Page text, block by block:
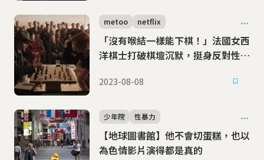
「沒有喉結一樣能下棋！」法國女西
洋棋士打破棋壇沉默，挺身反對性別
metoo netflix
2023-08-08
【地球圖書館】他不會切蛋糕，也以
為色情影片演得都是真的
少年院 性暴力